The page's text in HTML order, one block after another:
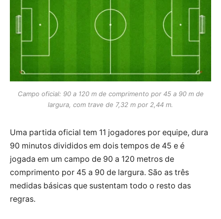
Campo oficial: 90 a 120 m de comprimento por 45 a 90 m de
largura, com trave de 7,32 m por 2,44 m.
Uma partida oficial tem 11 jogadores por equipe, dura
90 minutos divididos em dois tempos de 45 e é
jogada em um campo de 90 a 120 metros de
comprimento por 45 a 90 de largura. São as três
medidas básicas que sustentam todo o resto das
regras.